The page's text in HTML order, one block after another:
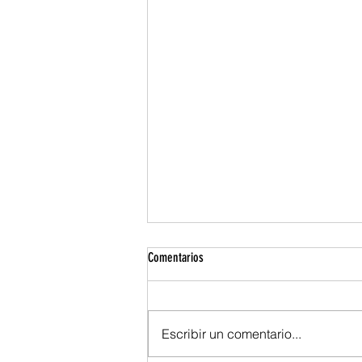
Comentarios
Escribir un comentario...